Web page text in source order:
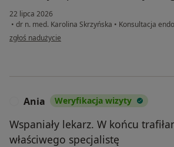
22 lipca 2026
• dr n. med. Karolina Skrzyńska • Konsultacja
w opinii użytkownika Ewa
zgłoś nadużycie
Ania Weryfikacja wizyty
Wspaniały lekarz. W końcu
właściwego specjalistę